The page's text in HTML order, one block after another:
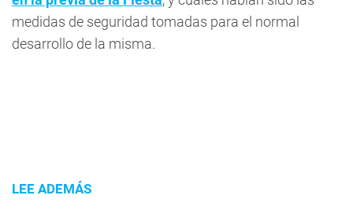
medidas de seguridad tomadas para el normal
desarrollo de la misma.
LEE ADEMÁS